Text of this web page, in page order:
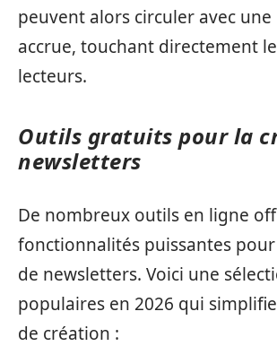
peuvent alors circuler avec une
accrue, touchant directement
lecteurs.
Outils gratuits pour la
newsletters
De nombreux outils en ligne
fonctionnalités puissantes
de newsletters. Voici une
populaires en 2026 qui
de création :